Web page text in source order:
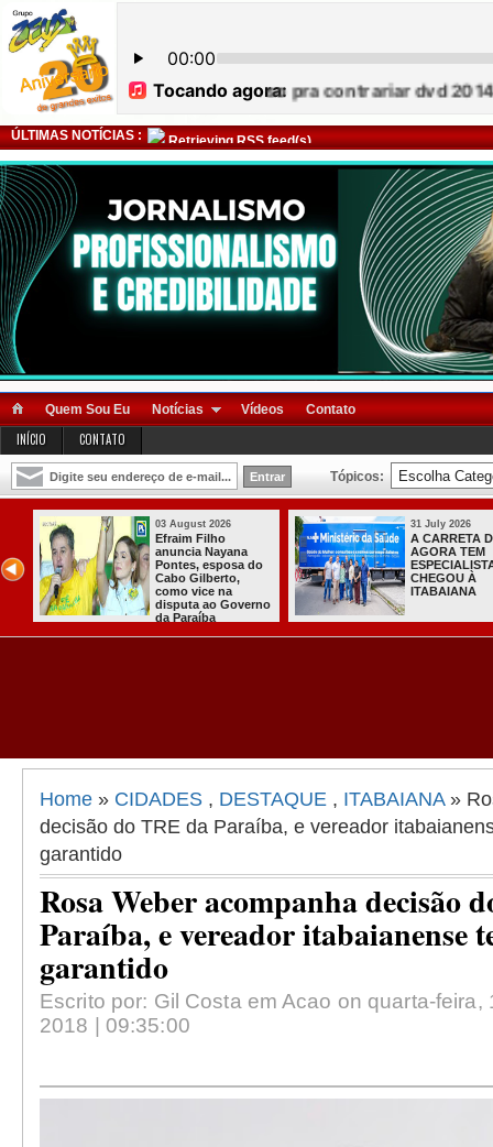
ÚLTIMAS NOTÍCIAS : Retrieving RSS feed(s)
Quem Sou Eu Notícias Vídeos Contato
INÍCIO CONTATO
Tópicos:
2026
Filho
Nayana
esposa do
Gilberto,
vice na
ao Governo
Paraíba
31 July 2026
A CARRETA DO
AGORA TEM
ESPECIALISTAS
CHEGOU À
ITABAIANA
Home » CIDADES , DESTAQUE , ITABAIANA»
decisão do TRE da Paraíba, e vereador
garantido
Rosa Weber acompanha decisão
Paraíba, e vereador itabaianense
garantido
Escrito por: Gil Costa em Acao on quarta-feira,
2018 | 09:35:00